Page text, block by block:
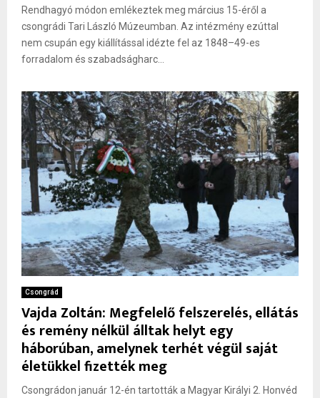
Rendhagyó módon emlékeztek meg március 15-éről a
csongrádi Tari László Múzeumban. Az intézmény ezúttal
nem csupán egy kiállítással idézte fel az 1848–49-es
forradalom és szabadságharc...
Csongrád
Vajda Zoltán: Megfelelő felszerelés, ellátás
és remény nélkül álltak helyt egy
háborúban, amelynek terhét végül saját
életükkel fizették meg
Csongrádon január 12-én tartották a Magyar Királyi 2. Honvéd